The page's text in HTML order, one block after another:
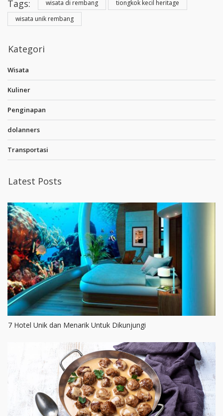
Tags: wisata di rembang
tiongkok kecil heritage
wisata unik rembang
Kategori
Wisata
Kuliner
Penginapan
dolanners
Transportasi
Latest Posts
7 Hotel Unik dan Menarik Untuk Dikunjungi